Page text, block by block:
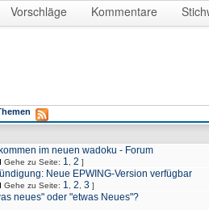
Vorschläge Kommentare
im neuen wadoku - Forum
Gehe zu Seite: 1 2 ]
Neue EPWING-Version verfügbar
Gehe zu Seite: 1 2 3 ]
neues" oder "etwas Neues"?